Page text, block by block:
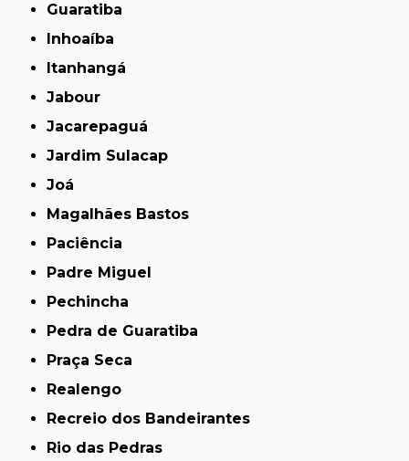
Guaratiba
Inhoaíba
Itanhangá
Jabour
Jacarepaguá
Jardim Sulacap
Joá
Magalhães Bastos
Paciência
Padre Miguel
Pechincha
Pedra de Guaratiba
Praça Seca
Realengo
Recreio dos Bandeirantes
Rio das Pedras